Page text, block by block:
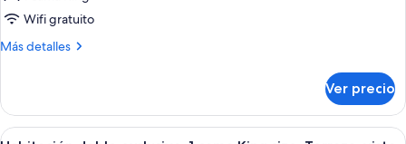
1
King
vista
Wifi gratuito
Más detalles
Más
doble
exclusiva,
Ver precio
Abrir
Habitación de hotel moderna con